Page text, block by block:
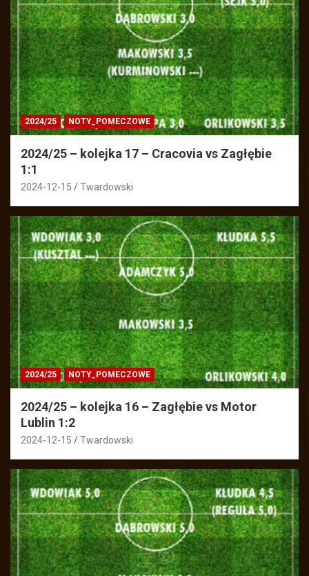
2024/25 NOTY_POMECZOWE
2024/25 – kolejka 17 – Cracovia vs Zagłębie
1:1
2024-12-15 Twardowski
2024/25 NOTY_POMECZOWE
2024/25 – kolejka 16 – Zagłębie vs Motor
Lublin 1:2
2024-12-15 Twardowski